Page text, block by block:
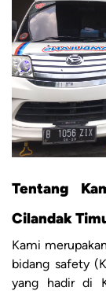
Tentang
Cilandak
Kami
bidang safety
yang hadir di